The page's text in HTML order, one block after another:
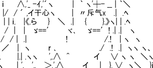
,'´ヽ | ｀ ヽ'┼- __ | ｀＼
干心ヽ | 〃斥气x .| .ﾍ
.ら } ＼ .| { }.》ヽ| | .ﾍ
ヾ､ ゞ==′! .| .| ヽ うーん、そ
.! | ヽ ヽ できるんじ
r ､ ./ .! .| ヽヽ ヽ、
',.∧ ^ イ ∨ ヽ ヽ ＼ヽ 幸い、
', ',. ＞.',∧ イ | }. ∨ ヽ＼ }